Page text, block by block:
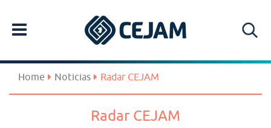
Home Noticias Radar CEJAM
Radar CEJAM